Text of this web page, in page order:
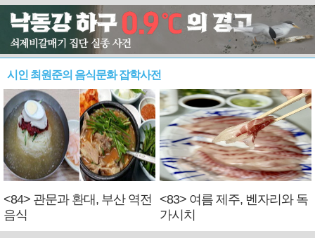
시인 최원준의 음식문화 잡학사전
<84> 관문과 환대, 부산 역전
음식
<83> 여름 제주, 벤자리와 독
가시치